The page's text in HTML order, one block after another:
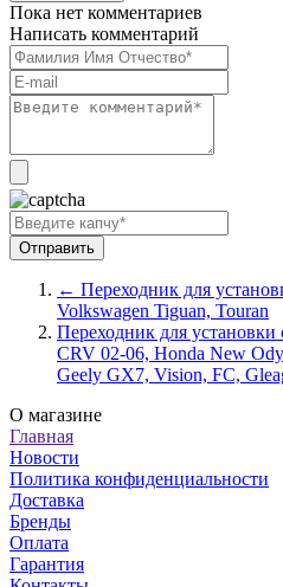
Пока нет комментариев
Написать комментарий
← Переходник для
Volkswagen Tiguan, Touran
Переходник для
CRV 02-06, Honda New
Geely GX7, Vision, FC,
О магазине
Главная
Новости
Политика конфиденциальности
Доставка
Бренды
Оплата
Гарантия